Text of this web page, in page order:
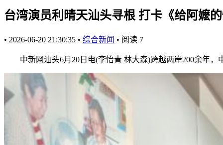
台湾演员利晴天汕头寻根 打卡《给阿嬷
• 2026-06-20 21:30:35 • 综合新闻 • 阅读 7
中新网汕头6月20日电(李怡青 林大森)跨越两岸200余年，